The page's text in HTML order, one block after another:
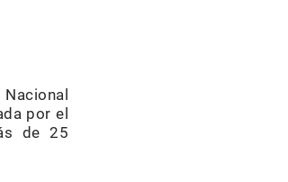
por el
de 25